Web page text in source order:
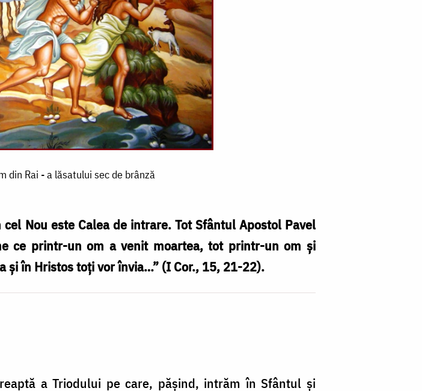
din Rai - a lăsatului sec de brânză
Nou este Calea de intrare. Tot Sfântul Apostol Pavel
ce printr-un om a venit moartea, tot printr-un om şi
şi în Hristos toţi vor învia…” (I Cor., 15, 21-22).
a Triodului pe care, păşind, intrăm în Sfântul şi